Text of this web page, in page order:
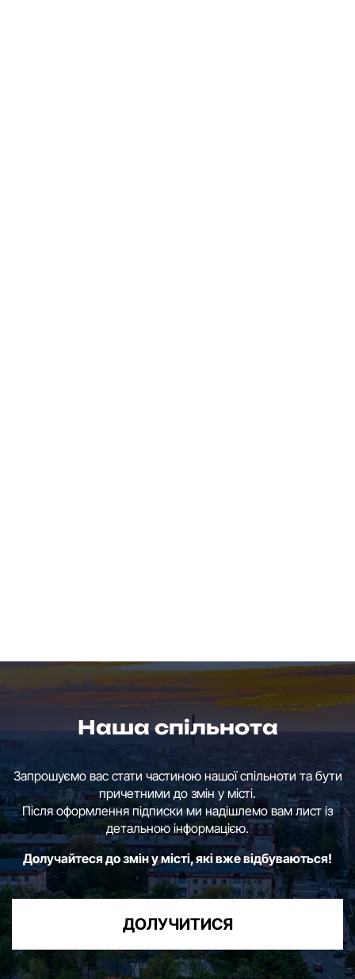
Наша спільнота
Запрошуємо вас стати частиною нашої спільноти та бути
причетними до змін у місті.
Після оформлення підписки ми надішлемо вам лист із
детальною інформацією.
Долучайтеся до змін у місті, які вже відбуваються!
ДОЛУЧИТИСЯ